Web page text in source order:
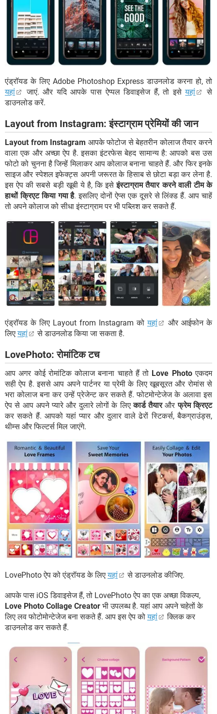
एंड्रॉयड के लिए Adobe Photoshop Express डाउनलोड करना हो, तो
यहां
जाएं. और यदि आपके पास ऐप्पल डिवाइसेज हैं, तो इसेयहां
से
डाउनलोड करें.
Layout from Instagram: इंस्टाग्राम प्रेमियों की जान
Layout from Instagram आपके फोटोज से बेहतरीन कोलाज तैयार करने
वाला एक और अच्छा ऐप है. इसका इंटरफेस बेहद सामान्य है: आपको बस उस
फोटो को चुनना है जिन्हें मिलाकर आप कोलाज बनाना चाहते हैं. और फिर इनके
साइज और स्पेशल इफेक्ट्स अपनी जरूरत के हिसाब से छोटा बड़ा कर लेना है.
इस ऐप की सबसे बड़ी खूबी ये है, कि इसेइंस्टाग्राम तैयार करने वाली टीम के
हाथों क्रिएट किया गया है. इसलिए दोनों ऐप्स एक दूसरे से लिंक्ड हैं. आप चाहें
तो अपने कोलाज को सीधा इंस्टाग्राम पर भी पब्लिश कर सकते हैं.
एंड्रॉयड के लिए Layout from Instagram कोयहां
और आईफोन के
लिएयहां से डाउनलोड किया जा सकता है.
LovePhoto: रोमांटिक टच
आप अगर कोई रोमांटिक कोलाज बनाना चाहते हैं तो Love Photoएकदम
सही ऐप है. इससे आप अपने पार्टनर या प्रेमी के लिए खूबसूरत और रोमांस से
भरा कोलाज बना कर उन्हें प्रेजेन्ट कर सकते हैं. फोटमोन्टेजेज के अलावा इस
ऐप से आप अपने प्यारे और दुलारे लोगों के लिएकार्ड तैयारऔरफ्रेम क्रिएट
कर सकते हैं. आपको यहां प्यार और दुलार वाले ढेरों स्टिकर्स, बैकग्राउंड्स,
थीम्स और फिल्टर्स मिल जाएंगे.
LovePhoto ऐप को एंड्रॉयड के लिएयहां से डाउनलोड कीजिए.
आपके पास iOS डिवाइसेज हैं, तो LovePhoto ऐप का एक अच्छा विकल्प,
Love Photo Collage Creator भी उपलब्ध है. यहां आप अपने चहेतों के
लिए लव फोटोमोन्टेजेज बना सकते हैं. आप इस ऐप कोयहां
क्लिक कर
डाउनलोड कर सकते हैं.